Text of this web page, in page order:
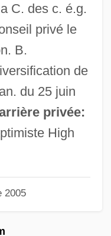
C. des c. é.g.
privé le
B.
de
du 25 juin
privée:
High
2005